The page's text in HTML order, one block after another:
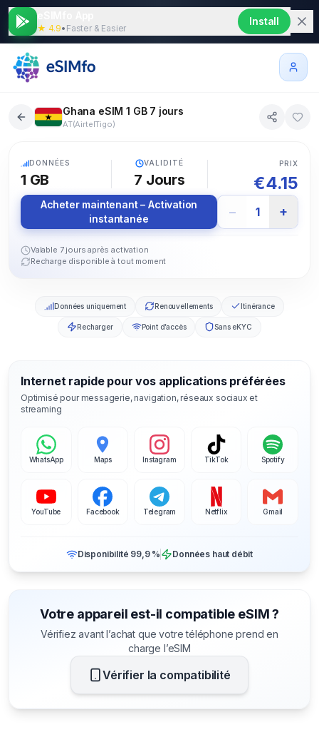
★ 4.9• Faster & Easier
Install
Ghana eSIM 1 GB 7 jours
AT(AirtelTigo)
DONNÉES
1 GB
VALIDITÉ
7 Jours
PRIX
€4.15
Acheter maintenant – Activation
instantanée
− 1 +
Valable 7 jours après activation
Recharge disponible à tout moment
Données uniquement Renouvellements Itinérance
Recharger Point d’accès Sans eKYC
Internet rapide pour vos applications préférées
Optimisé pour messagerie, navigation, réseaux sociaux et
streaming
WhatsApp Maps Instagram TikTok Spotify
YouTube Facebook Telegram Netflix Gmail
Disponibilité 99,9 % Données haut débit
Votre appareil est-il compatible eSIM ?
Vérifiez avant l’achat que votre téléphone prend en
charge l’eSIM
Vérifier la compatibilité